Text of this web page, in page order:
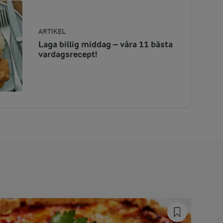
ARTIKEL
Laga billig middag – våra 11 bästa
vardagsrecept!